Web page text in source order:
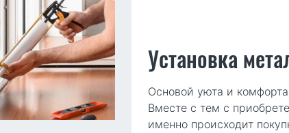
Установка
Основой уюта и
Вместе с тем с
именно происходит